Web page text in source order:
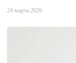
24 марта 2026